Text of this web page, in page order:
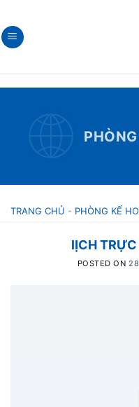
to
content
TRANG CHỦ - PHÒNG KẾ
lỊCH
POSTED ON